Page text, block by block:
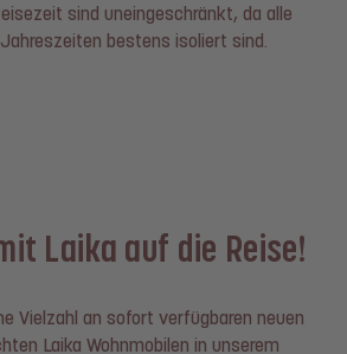
sind uneingeschränkt, da alle
bestens isoliert sind.
Laika auf die Reise!
Vielzahl an sofort verfügbaren neuen
Laika Wohnmobilen in unserem